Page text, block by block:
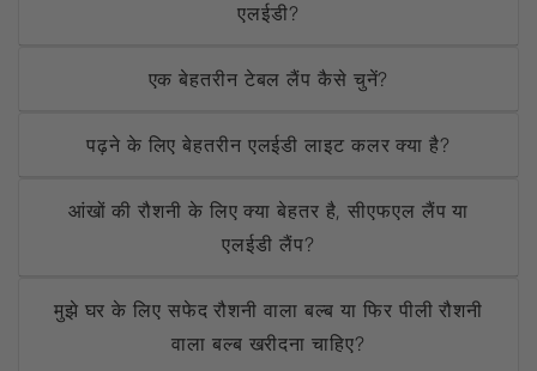
एलईडी?
एक बेहतरीन टेबल लैंप कैसे चुनें?
पढ़ने के लिए बेहतरीन एलईडी लाइट कलर क्या है?
आंखों की रौशनी के लिए क्या बेहतर है, सीएफएल लैंप या
एलईडी लैंप?
मुझे घर के लिए सफेद रौशनी वाला बल्ब या फिर पीली रौशनी
वाला बल्ब खरीदना चाहिए?